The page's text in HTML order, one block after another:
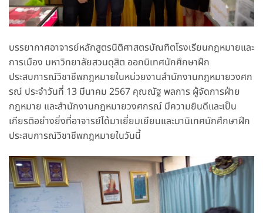
บรรยากาศอาจารย์หลักสูตรนิติศาสตรบัณฑิตโรงเรียนกฎหมายและ
การเมือง มหาวิทยาลัยสวนดุสิต ออกนิเทศนักศึกษาฝึก
ประสบการณ์วิชาชีพกฎหมายในหน่วยงานสำนักงานกฎหมายวงศก
รณ์ ประจำวันที่ 13 มีนาคม 2567 คุณณัฐ พลการ ผู้จัดการฝ่าย
กฎหมาย และสำนักงานกฎหมายวงศกรณ์ มีความยินดีและเป็น
เกียรติอย่างยิ่งที่อาจารย์ได้มาเยี่ยมเยียนและมานิเทศนักศึกษาฝึก
ประสบการณ์วิชาชีพกฎหมายในวันนี้